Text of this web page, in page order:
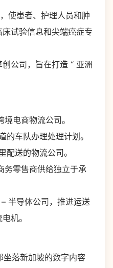
使患者、护理人员和肿
试验信息和尖端癌症专
公司，旨在打造 “ 亚洲
电商物流公司。
的车队办理处理计划。
送的物流公司。
零售商供给独立于承
半导体公司，推进运送
机。
落新加坡的数字内容